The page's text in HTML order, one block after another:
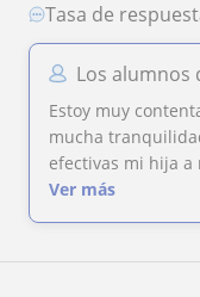
Tasa de
Los alumnos
Estoy muy
mucha
efectivas mi hija a
Ver más